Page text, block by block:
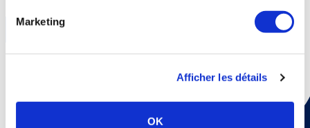
Marketing
Afficher les détails
OK
En savoir +